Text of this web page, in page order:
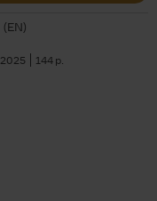
(EN)
2025 144